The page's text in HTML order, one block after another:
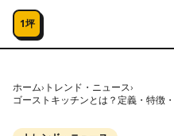
コンテンツへスキップ
1坪
ホーム› トレンド・ニュース›
ゴーストキッチンとは？定義・特徴